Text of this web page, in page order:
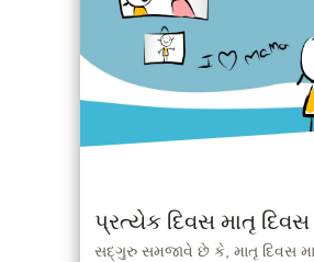
પ્રત્યેક દિવસ માતૃ
સદ્‍ગુરુ સમજાવે છે કે, માતૃ દિવસ